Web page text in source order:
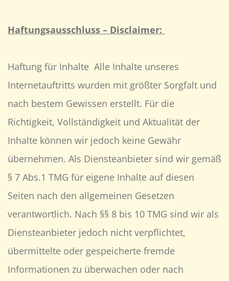
Haftungsausschluss – Disclaimer:
Haftung für Inhalte Alle Inhalte unseres
Internetauftritts wurden mit größter Sorgfalt und
nach bestem Gewissen erstellt. Für die
Richtigkeit, Vollständigkeit und Aktualität der
Inhalte können wir jedoch keine Gewähr
übernehmen. Als Diensteanbieter sind wir gemäß
§ 7 Abs.1 TMG für eigene Inhalte auf diesen
Seiten nach den allgemeinen Gesetzen
verantwortlich. Nach §§ 8 bis 10 TMG sind wir als
Diensteanbieter jedoch nicht verpflichtet,
übermittelte oder gespeicherte fremde
Informationen zu überwachen oder nach